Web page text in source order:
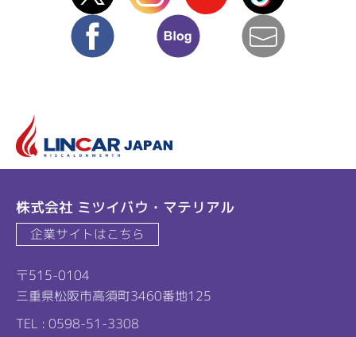
facebook
株式会社 ミツイバウ・マテリアル
企業サイトはこちら
〒515-0104
三重県松阪市高須町3460番地125
TEL : 0598-51-3308